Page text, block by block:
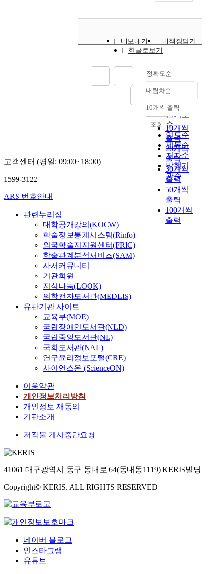
내보내기
내책장담기
한글로보기
정확도순
정확도
순
인기도
순
연도순
제목순
저자순
발행기
관순
내림차순
내림차순
10개씩 출력
10개씩
출력
20개씩
출력
30개씩
출력
50개씩
출력
100개씩
출력
조회
고객센터 (평일: 09:00~18:00)
1599-3122
ARS 번호안내
관련누리집
대학공개강의(KOCW)
학술정보통계시스템(Rinfo)
외국학술지지원센터(FRIC)
학술관계분석서비스(SAM)
사서커뮤니티
기관회원
지식나눔(LOOK)
의학전자도서관(MEDLIS)
유관기관 사이트
교육부(MOE)
국립장애인도서관(NLD)
국립중앙도서관(NL)
국회도서관(NAL)
연구윤리정보포털(CRE)
사이언스온 (ScienceON)
이용약관
개인정보처리방침
개인정보 재동의
기관소개
저작물 게시중단요청
41061 대구광역시 동구 동내로 64(동내동1119) KERIS빌딩
Copyright© KERIS. ALL RIGHTS RESERVED
네이버 블로그
인스타그램
유튜브